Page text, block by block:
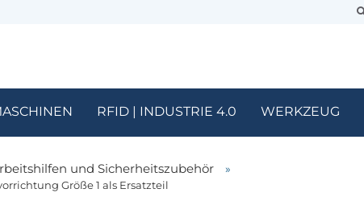
RFID | INDUSTRIE 4.0 WERKZEUG
und Sicherheitszubehör »
Größe 1 als Ersatzteil